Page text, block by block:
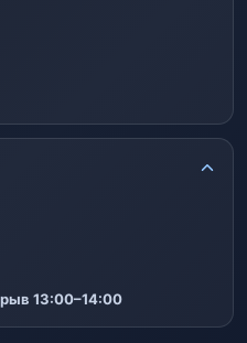
13:00–14:00